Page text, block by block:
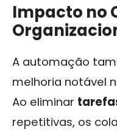
Impacto no
A automação
melhoria notável
Ao eliminar
repetitivas, os